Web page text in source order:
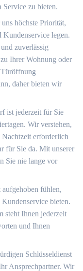
Service zu bieten.
höchste Priorität,
legen.
zuverlässig
Ihrer Wohnung oder
Türöffnung
daher bieten wir
ist jederzeit für Sie
Wir verstehen,
Nachtzeit erforderlich
für Sie da. Mit unserer
Sie nie lange vor
aufgehoben fühlen,
bieten.
steht Ihnen jederzeit
und Ihnen
Schlüsseldienst
Ansprechpartner. Wir